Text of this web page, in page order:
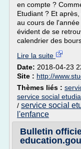
en compte ?
Etudiant ? Et
au cours de
évident de se
calendrier des
Lire la suite
Date: 2018-04-23
Site : http://
Thèmes liés :
service social
/ service social
l'enfance
Bulletin